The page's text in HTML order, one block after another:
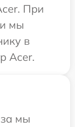
При
мы
в
Acer.
мы